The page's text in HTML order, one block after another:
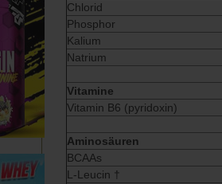
Chlorid
Phosphor
Kalium
Natrium
Vitamine
Vitamin B6 (pyridoxin)
Aminosäuren
BCAAs
L-Leucin †